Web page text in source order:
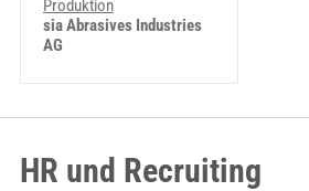
Produktion
sia Abrasives Industries
AG
HR und Recruiting